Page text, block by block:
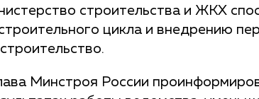
строительства и ЖКХ
цикла и внедрению
Минстроя России